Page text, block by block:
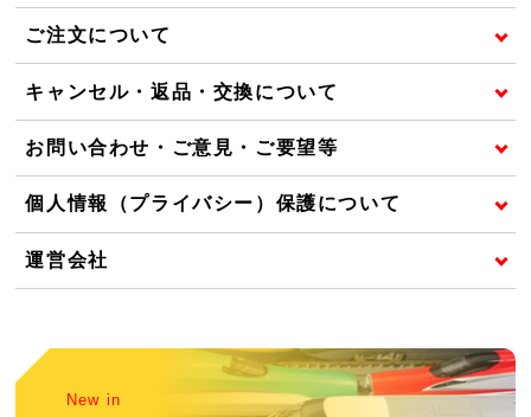
ご注文について
キャンセル・返品・交換について
お問い合わせ・ご意見・ご要望等
個人情報（プライバシー）保護について
運営会社
New in